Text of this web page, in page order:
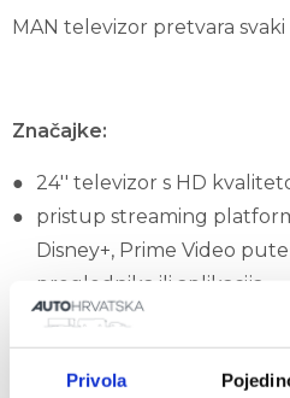
Privola
MAN televizor pretvara
Značajke:
24'' televizor s HD
pristup streaming
Disney+, Prime Video
preglednika ili aplikacija
integriran operativni
WLAN i LAN sučelje za
DVB-T2 antena i